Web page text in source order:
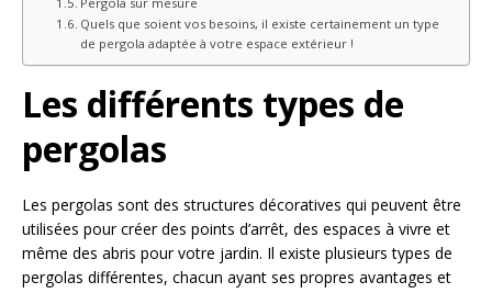
Quels que soient vos besoins, il existe certainement un type
de pergola adaptée à votre espace extérieur !
Les différents types de
pergolas
Les pergolas sont des structures décoratives qui peuvent être
utilisées pour créer des points d’arrêt, des espaces à vivre et
même des abris pour votre jardin. Il existe plusieurs types de
pergolas différentes, chacun ayant ses propres avantages et